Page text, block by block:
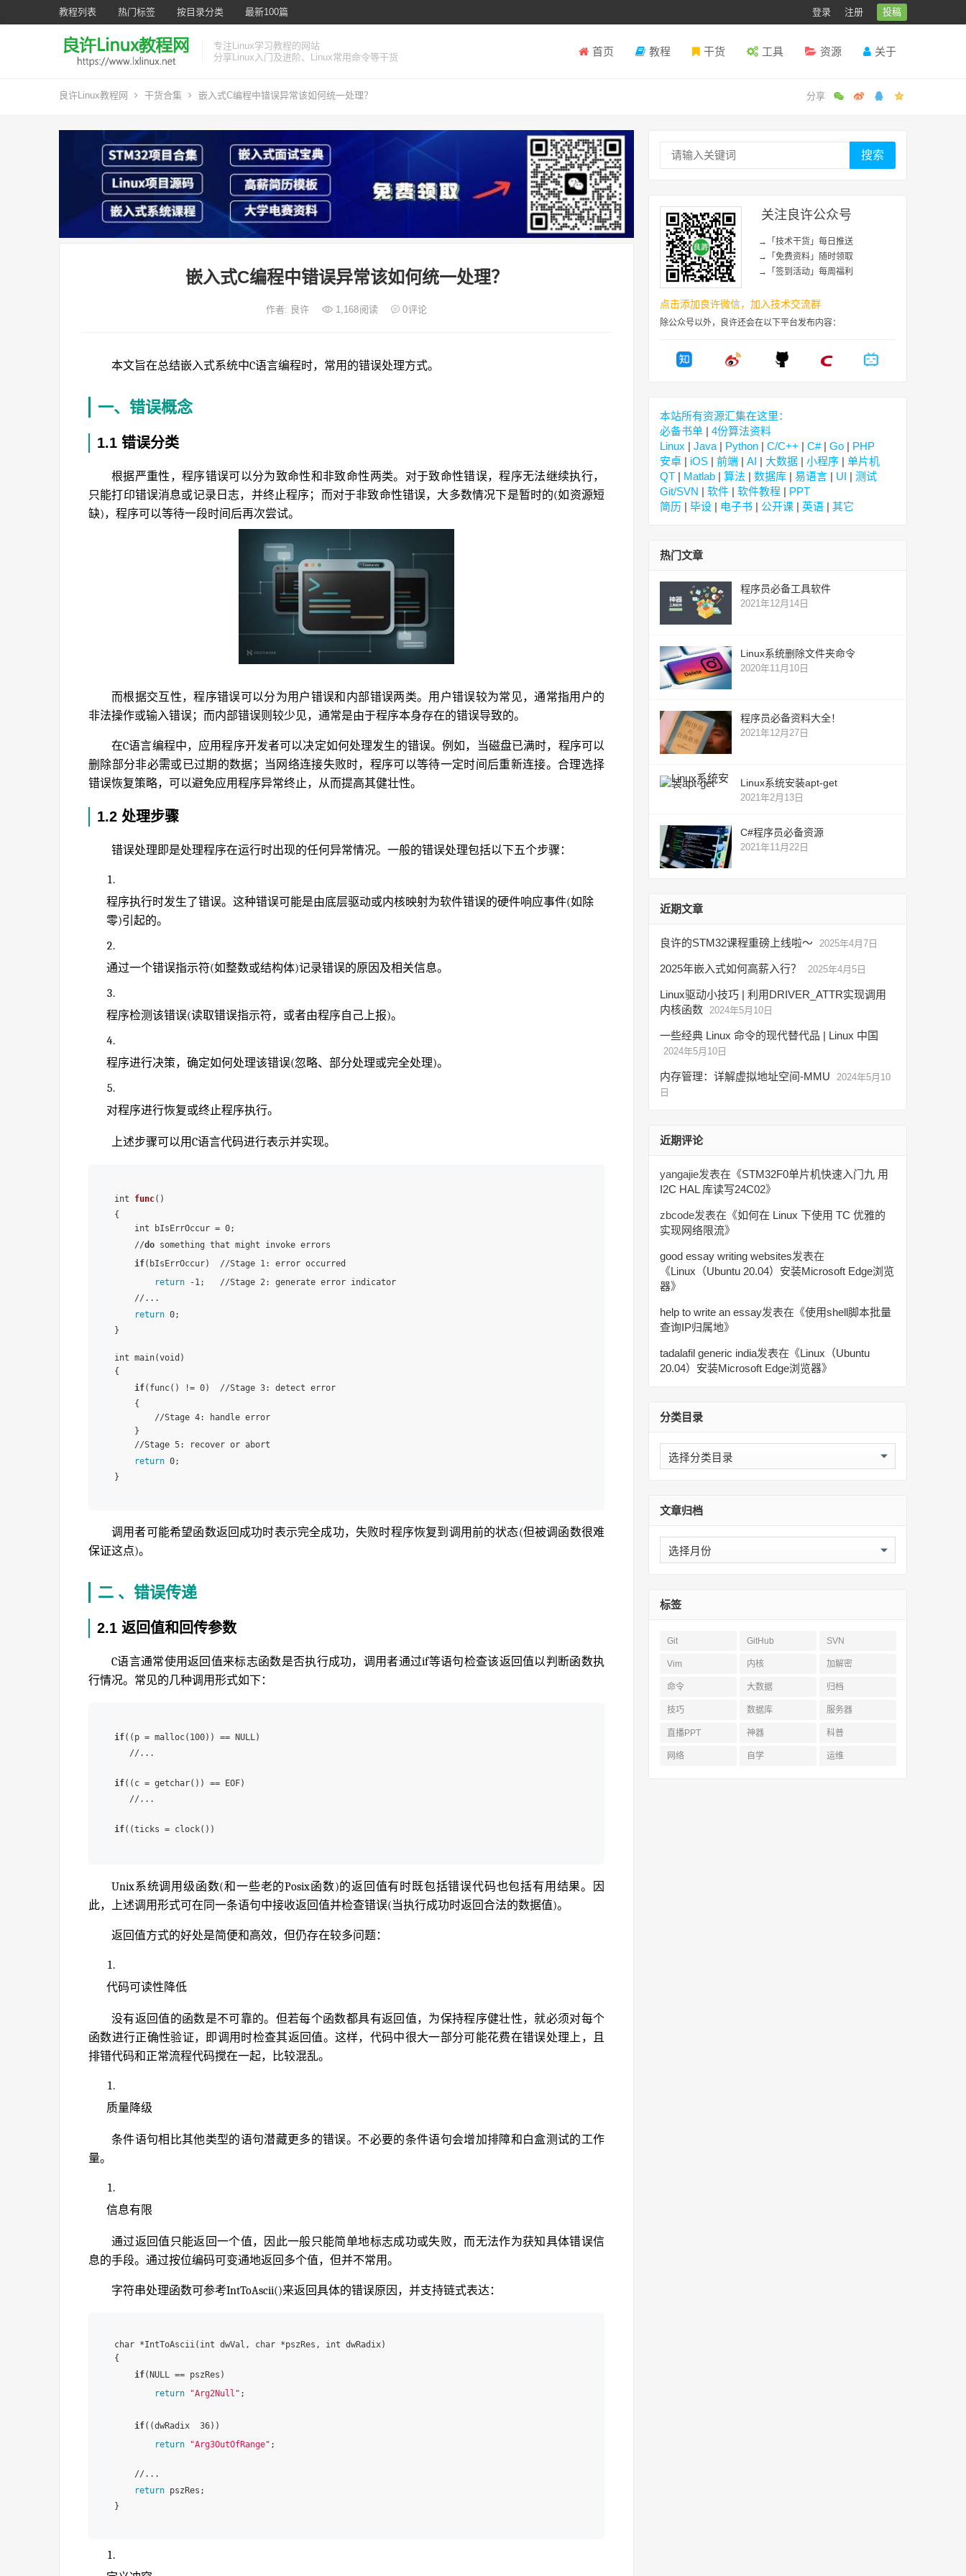
教程列表 热门标签 按目录分类 最新100篇 登录 注册 投稿
专注Linux学习教程的网站
分享Linux入门及进阶、Linux常用命令等干货
首页 教程 干货 工具 资源 关于
良许Linux教程网 干货合集 嵌入式C编程中错误异常该如何统一处理？
嵌入式C编程中错误异常该如何统一处理？
作者: 良许 1,168阅读 0评论
本文旨在总结嵌入式系统中C语言编程时，常用的错误处理方式。
一、错误概念
1.1 错误分类
根据严重性，程序错误可以分为致命性和非致命性两类。对于致命性错误，程序无法继续执行，
只能打印错误消息或记录日志，并终止程序；而对于非致命性错误，大多数情况下是暂时的(如资源短
缺)，程序可以等待一段时间后再次尝试。
而根据交互性，程序错误可以分为用户错误和内部错误两类。用户错误较为常见，通常指用户的
非法操作或输入错误；而内部错误则较少见，通常是由于程序本身存在的错误导致的。
在C语言编程中，应用程序开发者可以决定如何处理发生的错误。例如，当磁盘已满时，程序可以
删除部分非必需或已过期的数据；当网络连接失败时，程序可以等待一定时间后重新连接。合理选择
错误恢复策略，可以避免应用程序异常终止，从而提高其健壮性。
1.2 处理步骤
错误处理即是处理程序在运行时出现的任何异常情况。一般的错误处理包括以下五个步骤：
程序执行时发生了错误。这种错误可能是由底层驱动或内核映射为软件错误的硬件响应事件(如除
零)引起的。
通过一个错误指示符(如整数或结构体)记录错误的原因及相关信息。
程序检测该错误(读取错误指示符，或者由程序自己上报)。
程序进行决策，确定如何处理该错误(忽略、部分处理或完全处理)。
对程序进行恢复或终止程序执行。
上述步骤可以用C语言代码进行表示并实现。
int func()
{
int bIsErrOccur = 0;
//do something that might invoke errors
if(bIsErrOccur)  //Stage 1: error occurred
return -1;   //Stage 2: generate error indicator
//...
return 0;
}
int main(void)
{
if(func() != 0)  //Stage 3: detect error
{
//Stage 4: handle error
}
//Stage 5: recover or abort
return 0;
调用者可能希望函数返回成功时表示完全成功，失败时程序恢复到调用前的状态(但被调函数很难
保证这点)。
二 、错误传递
2.1 返回值和回传参数
C语言通常使用返回值来标志函数是否执行成功，调用者通过if等语句检查该返回值以判断函数执
行情况。常见的几种调用形式如下：
if((p = malloc(100)) == NULL)
//...
if((c = getchar()) == EOF)
//...
if((ticks = clock())
Unix系统调用级函数(和一些老的Posix函数)的返回值有时既包括错误代码也包括有用结果。因
此，上述调用形式可在同一条语句中接收返回值并检查错误(当执行成功时返回合法的数据值)。
返回值方式的好处是简便和高效，但仍存在较多问题：
代码可读性降低
没有返回值的函数是不可靠的。但若每个函数都具有返回值，为保持程序健壮性，就必须对每个
函数进行正确性验证，即调用时检查其返回值。这样，代码中很大一部分可能花费在错误处理上，且
排错代码和正常流程代码搅在一起，比较混乱。
质量降级
条件语句相比其他类型的语句潜藏更多的错误。不必要的条件语句会增加排障和白盒测试的工作
量。
信息有限
通过返回值只能返回一个值，因此一般只能简单地标志成功或失败，而无法作为获知具体错误信
息的手段。通过按位编码可变通地返回多个值，但并不常用。
字符串处理函数可参考IntToAscii()来返回具体的错误原因，并支持链式表达：
char *IntToAscii(int dwVal, char *pszRes, int dwRadix)
{
if(NULL == pszRes)
return
"Arg2Null" ;
if((dwRadix  36))
return
"Arg3OutOfRange" ;
//...
return pszRes;
搜索
关注良许公众号
→「技术干货」每日推送
→「免费资料」随时领取
→「签到活动」每周福利
点击添加良许微信，加入技术交流群
除公众号以外，良许还会在以下平台发布内容：
本站所有资源汇集在这里：
必备书单 | 4份算法资料
Linux | Java | Python | C/C++ | C#| Go | PHP
安卓 | iOS | 前端 | AI | 大数据 | 小程序 | 单片机
QT | Matlab | 算法 | 数据库 | 易语言 | UI | 测试
Git/SVN | 软件 | 软件教程 | PPT
简历 | 毕设 | 电子书 | 公开课 | 英语 | 其它
热门文章
程序员必备工具软件
2021年12月14日
Linux系统删除文件夹命令
2020年11月10日
程序员必备资料大全！
2021年12月27日
Linux系统安装apt-get
2021年2月13日
C#程序员必备资源
2021年11月22日
近期文章
良许的STM32课程重磅上线啦～ 2025年4月7日
2025年嵌入式如何高薪入行？ 2025年4月5日
Linux驱动小技巧 | 利用DRIVER_ATTR实现调用
内核函数 2024年5月10日
一些经典 Linux 命令的现代替代品 | Linux 中国
2024年5月10日
内存管理：详解虚拟地址空间-MMU
2024年5月10
日
近期评论
yangajie发表在《STM32F0单片机快速入门九 用
I2C HAL 库读写24C02》
zbcode发表在《如何在 Linux 下使用 TC 优雅的
实现网络限流》
good essay writing websites发表在
《Linux（Ubuntu 20.04）安装Microsoft Edge浏览
器》
help to write an essay发表在《使用shell脚本批量
查询IP归属地》
tadalafil generic india发表在《Linux（Ubuntu
20.04）安装Microsoft Edge浏览器》
分类目录
分
类
文章归档
文
章
标签
Git GitHub SVN
Vim 内核 加解密
命令 大数据 归档
技巧 数据库 服务器
直播PPT 神器 科普
网络 自学 运维